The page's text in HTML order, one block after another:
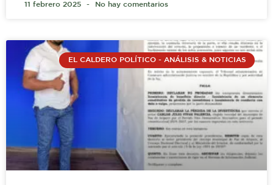
11 febrero 2025 No hay comentarios
EL CALDERO POLÍTICO - ANÁLISIS & NOTICIAS